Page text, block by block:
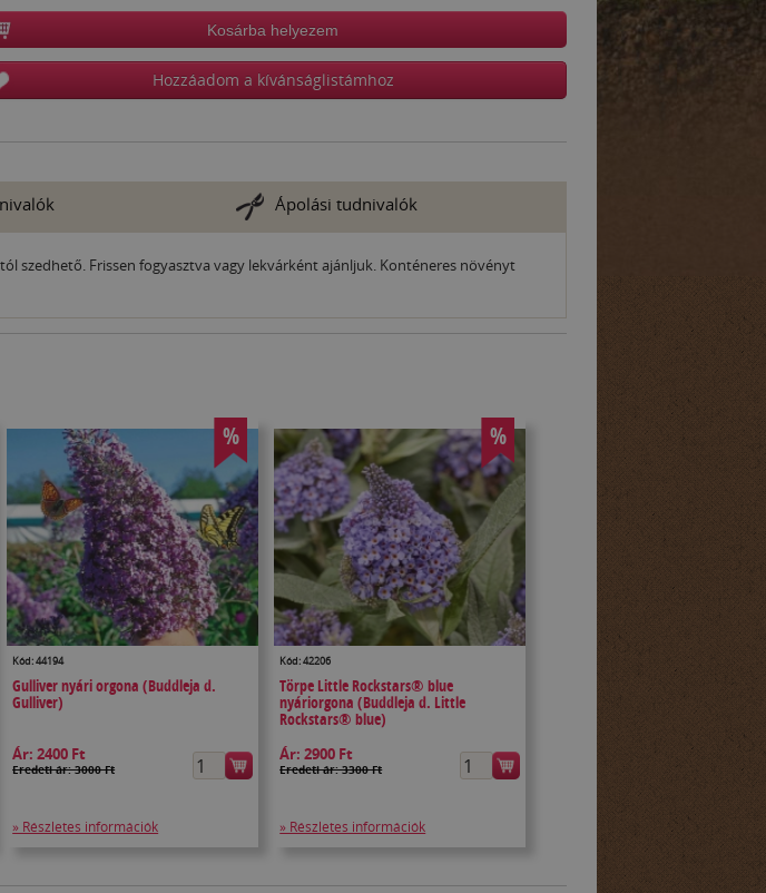
Kosárba helyezem
Hozzáadom a kívánságlistámhoz
Ápolási tudnivalók
szedhető. Frissen fogyasztva vagy lekvárként ajánljuk. Konténeres növényt
%
Kód: 44194
Gulliver nyári orgona (Buddleja d.
Gulliver)
Ár:2400 Ft
Eredeti ár: 3000 Ft
» Részletes információk
%
Kód: 42206
Törpe Little Rockstars® blue
nyáriorgona (Buddleja d. Little
Rockstars® blue)
Ár:2900 Ft
Eredeti ár: 3300 Ft
» Részletes információk